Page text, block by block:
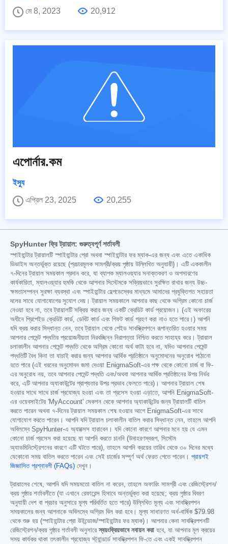
মে 8, 2023
20,912
এপোর্নার.কম
ইস্যু
এপ্রিল 23, 2025
20,255
SpyHunter ফ্রি ট্রায়াল: গুরুত্বপূর্ণ শর্তাবলী
স্পাইহান্টার ট্রায়ালটি স্পাইহান্টার প্রো অথবা স্পাইহান্টার ফর ম্যাক-এর জন্য এবং এতে একাধিক
ডিভাইস অন্তর্ভুক্ত রয়েছে (প্রচারমূলক সামগ্রী/ক্রয় পৃষ্ঠায় উল্লিখিত অনুযায়ী)। এটি এককালীন
৭-দিনের ট্রায়াল সময়কাল প্রদান করে, যা ব্যাপক ম্যালওয়্যার সনাক্তকরণ ও অপসারণের
কার্যকারিতা, ম্যালওয়্যার হুমকি থেকে আপনার সিস্টেমকে সক্রিয়ভাবে সুরক্ষিত রাখার জন্য উচ্চ-
ক্ষমতাসম্পন্ন সুরক্ষা ব্যবস্থা এবং স্পাইহান্টার হেল্পডেস্কের মাধ্যমে আমাদের প্রযুক্তিগত সহায়তা
দলের সাথে যোগাযোগের সুযোগ দেয়। ট্রায়াল সময়কালে আপনার কাছ থেকে অগ্রিম কোনো চার্জ
নেওয়া হবে না, তবে ট্রায়ালটি সক্রিয় করার জন্য একটি ক্রেডিট কার্ড প্রয়োজন। (এই অফারের
অধীনে প্রিপেইড ক্রেডিট কার্ড, ডেবিট কার্ড এবং গিফট কার্ড গ্রহণ করা নাও হতে পারে।) আপনি
যদি ক্রয় করার সিদ্ধান্ত নেন, তবে ট্রায়াল থেকে পেইড সাবস্ক্রিপশনে রূপান্তরিত হওয়ার সময়
আপনার পেমেন্ট পদ্ধতির প্রয়োজনীয়তা নিরবচ্ছিন্ন নিরাপত্তা নিশ্চিত করতে সাহায্য করে। ট্রায়াল
চলাকালীন আপনার পেমেন্ট পদ্ধতি থেকে অগ্রিম কোনো অর্থ কাটা হবে না, যদিও আপনার পেমেন্ট
পদ্ধতিটি বৈধ কিনা তা যাচাই করার জন্য আপনার আর্থিক প্রতিষ্ঠানে অনুমোদনের অনুরোধ পাঠানো
হতে পারে (এই ধরনের অনুমোদন জমা দেওয়া EnigmaSoft-এর পক্ষ থেকে কোনো চার্জ বা ফি-
এর অনুরোধ নয়, তবে আপনার পেমেন্ট পদ্ধতি এবং/অথবা আপনার আর্থিক প্রতিষ্ঠানের উপর নির্ভর
করে, এটি আপনার অ্যাকাউন্টের প্রাপ্যতার উপর প্রভাব ফেলতে পারে)। আপনার ট্রায়াল শেষ
হওয়ার সাথে সাথে চার্জ প্রযোজ্য হওয়া এবং তা প্রসেস হওয়া এড়াতে, আপনি EnigmaSoft-
এর ওয়েবসাইটের 'MyAccount' সেকশন থেকে আপনার অ্যাকাউন্টের জন্য ট্রায়ালটি বাতিল
করতে পারেন অথবা ৭-দিনের ট্রায়াল সময়কাল শেষ হওয়ার আগে EnigmaSoft-এর সাথে
যোগাযোগ করতে পারেন। আপনি যদি ট্রায়াল চলাকালীন বাতিল করার সিদ্ধান্ত নেন, তাহলে আপনি
অবিলম্বে SpyHunter-এ অ্যাক্সেস হারাবেন। যদি কোনো কারণে আপনার মনে হয় যে এমন
কোনো চার্জ প্রসেস করা হয়েছে যা আপনি করতে চাননি (উদাহরণস্বরূপ, সিস্টেম
অ্যাডমিনিস্ট্রেশনের কারণে এটি ঘটতে পারে), তাহলে আপনি ক্রয়ের তারিখ থেকে ৩০ দিনের মধ্যে
যেকোনো সময় বাতিল করতে পারেন এবং সেই চার্জের সম্পূর্ণ অর্থ ফেরত পেতে পারেন। প্রায়শই
জিজ্ঞাসিত প্রশ্নাবলী (FAQs) দেখুন।
ট্রায়ালের শেষে, আপনি যদি সময়মতো বাতিল না করেন, তাহলে অফারিং সামগ্রী এবং রেজিস্ট্রেশন/
ক্রয় পৃষ্ঠার শর্তাবলীতে (যা এখানে রেফারেন্স হিসাবে অন্তর্ভুক্ত করা হয়েছে; ক্রয় পৃষ্ঠার বিবরণ
অনুযায়ী দেশ বা প্রচার অনুসারে মূল্য পরিবর্তিত হতে পারে) উল্লিখিত মূল্য এবং সাবস্ক্রিপশন
সময়কালের জন্য আপনাকে অবিলম্বে অগ্রিম বিল করা হবে। মূল্য সাধারণত অর্ধ-বার্ষিক $79.98
থেকে শুরু হয় (স্পাইহান্টার প্রো উইন্ডোজ/স্পাইহান্টার ফর ম্যাক)। আপনার কেনা সাবস্ক্রিপশনটি
রেজিস্ট্রেশন/ক্রয় পৃষ্ঠার শর্তাবলী অনুসারেস্বয়ংক্রিয়ভাবে নবায়ন করা হবে, যা আপনার মূল ক্রয়ের
সময় কার্যকর থাকা তৎকালীন প্রযোজ্য স্ট্যান্ডার্ড সাবস্ক্রিপশন ফি-তে এবং একই সাবস্ক্রিপশন